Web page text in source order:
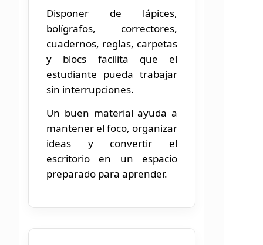
Disponer de lápices,
bolígrafos, correctores,
cuadernos, reglas, carpetas
y blocs facilita que el
estudiante pueda trabajar
sin interrupciones.
Un buen material ayuda a
mantener el foco, organizar
ideas y convertir el
escritorio en un espacio
preparado para aprender.